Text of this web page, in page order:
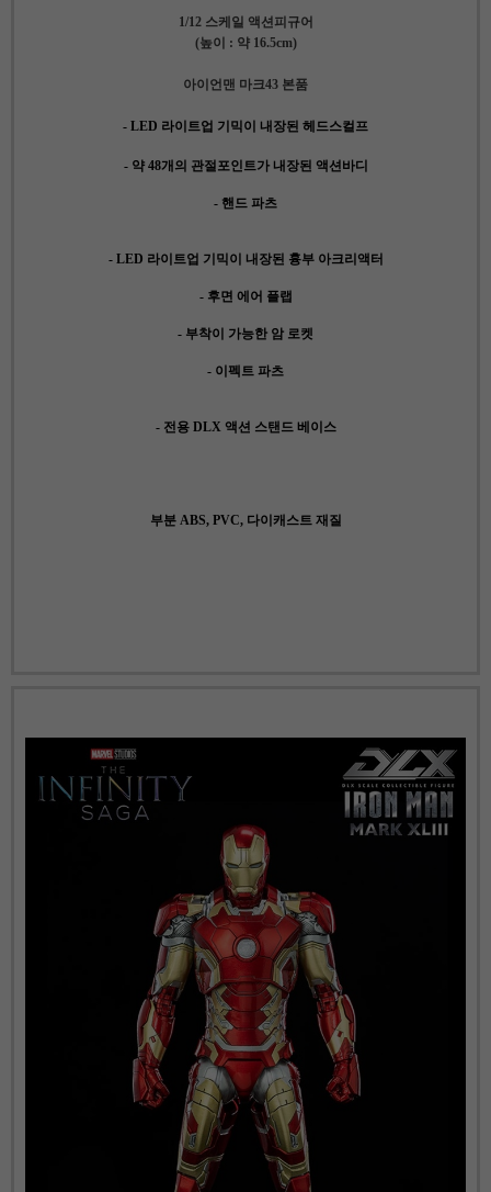
1/12 스케일 액션피규어
(높이 : 약 16.5cm)
아이언맨 마크43 본품
- LED 라이트업 기믹이 내장된 헤드스컬프
- 약 48개의 관절포인트가 내장된 액션바디
- 핸드 파츠
- LED 라이트업 기믹이 내장된 흉부 아크리액터
- 후면 에어 플랩
- 부착이 가능한 암 로켓
- 이펙트 파츠
- 전용 DLX 액션 스탠드 베이스
부분 ABS, PVC, 다이캐스트 재질